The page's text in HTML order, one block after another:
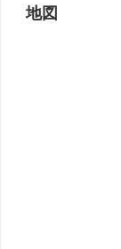
地図